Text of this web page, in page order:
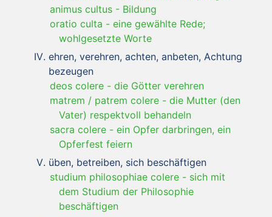
animus cultus - Bildung
oratio culta - eine gewählte Rede;
wohlgesetzte Worte
ehren, verehren, achten, anbeten, Achtung
bezeugen
deos colere - die Götter verehren
matrem / patrem colere - die Mutter (den
Vater) respektvoll behandeln
sacra colere - ein Opfer darbringen, ein
Opferfest feiern
üben, betreiben, sich beschäftigen
studium philosophiae colere - sich mit
dem Studium der Philosophie
beschäftigen